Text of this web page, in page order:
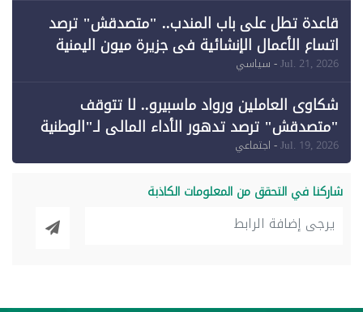
قاعدة تطل على باب المندب.. "متصدقش" ترصد
اتساع الأعمال الإنشائية في جزيرة ميون اليمنية
Jul. 21, 2026- سياسي
شكاوى العاملين ورواد ماسبيرو.. لا تتوقف
"متصدقش" ترصد تدهور الأداء المالي لـ"الوطنية
للإعلام"
Jul. 19, 2026- اجتماعي
شاركنا في التحقق من المعلومات الكاذبة